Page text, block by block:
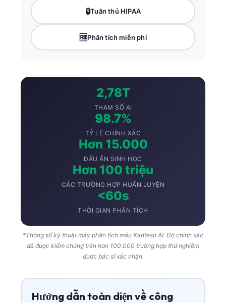
🔒Tuân thủ HIPAA
🆓Phân tích miễn phí
2,78T
THAM SỐ AI
98.7%
TỶ LỆ CHÍNH XÁC
Hơn 15.000
DẤU ẤN SINH HỌC
Hơn 100 triệu
CÁC TRƯỜNG HỢP HUẤN LUYỆN
<60s
THỜI GIAN PHÂN TÍCH
*Thông số kỹ thuật máy phân tích máu Kantesti AI. Độ chính xác
đã được kiểm chứng trên hơn 100.000 trường hợp thử nghiệm
được bác sĩ xác nhận.
Hướng dẫn toàn diện về công